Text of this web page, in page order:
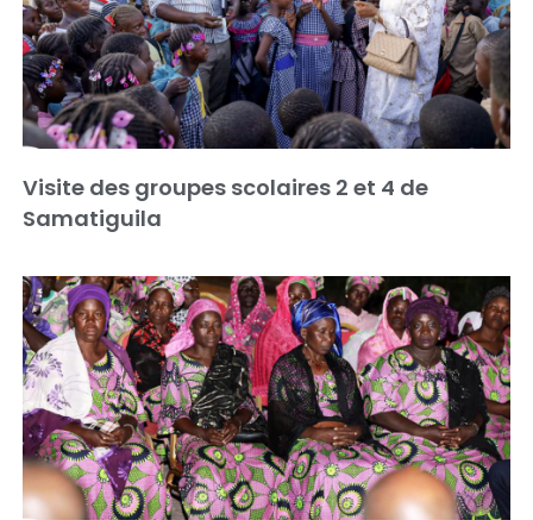
Visite des groupes scolaires 2 et 4 de
Samatiguila